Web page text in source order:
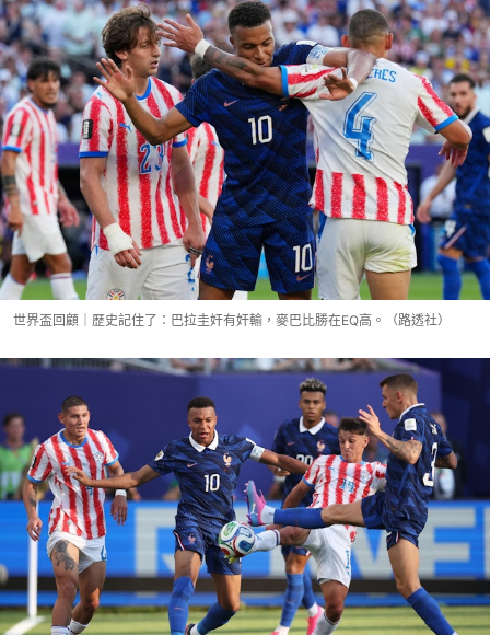
世界盃回顧｜歷史記住了：巴拉圭奸有奸輸，麥巴比勝在EQ高。（路透社）